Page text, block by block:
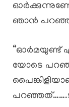
ഞാൻ പറഞ്ഞു.
“ഓർമയുണ്ട്
യോടെ